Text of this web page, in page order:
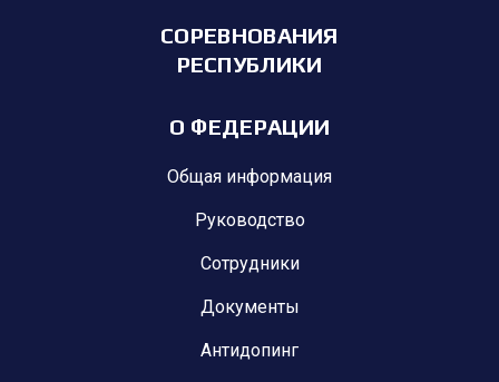
СОРЕВНОВАНИЯ
РЕСПУБЛИКИ
О ФЕДЕРАЦИИ
Общая информация
Руководство
Сотрудники
Документы
Антидопинг